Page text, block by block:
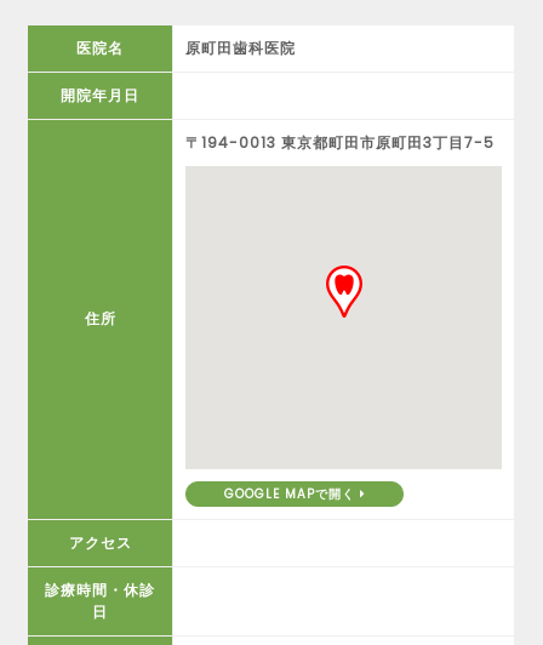
医院名 原町田歯科医院
開院年月日
住所
〒194-0013 東京都町田市原町田3丁目7-5
GOOGLE MAPで開く
アクセス
診療時間・休診
日